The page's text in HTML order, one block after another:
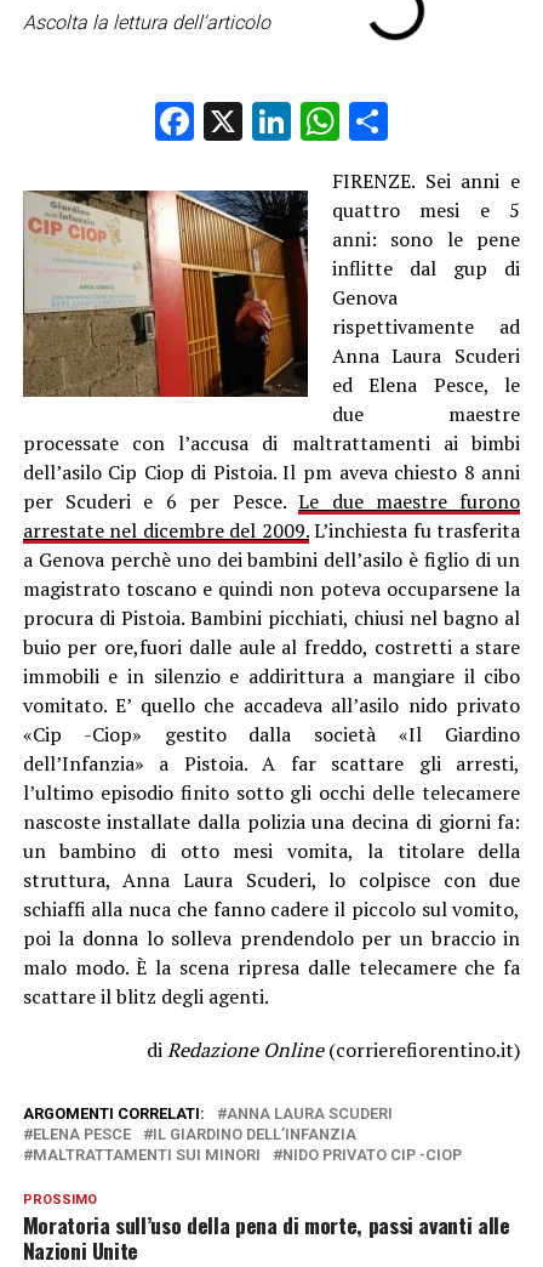
Ascolta la lettura dell'articolo
Facebook
X LinkedIn
WhatsApp
Condividi
FIRENZE. Sei anni e
quattro mesi e 5
anni: sono le pene
inflitte dal gup di
Genova
rispettivamente ad
Anna Laura Scuderi
ed Elena Pesce, le
due maestre
processate con l’accusa di maltrattamenti ai bimbi
dell’asilo Cip Ciop di Pistoia. Il pm aveva chiesto 8 anni
per Scuderi e 6 per Pesce.Le due maestre furono
arrestate nel dicembre del 2009.L’inchiesta fu trasferita
a Genova perchè uno dei bambini dell’asilo è figlio di un
magistrato toscano e quindi non poteva occuparsene la
procura di Pistoia. Bambini picchiati, chiusi nel bagno al
buio per ore,fuori dalle aule al freddo, costretti a stare
immobili e in silenzio e addirittura a mangiare il cibo
vomitato. E’ quello che accadeva all’asilo nido privato
«Cip -Ciop» gestito dalla società «Il Giardino
dell’Infanzia» a Pistoia. A far scattare gli arresti,
l’ultimo episodio finito sotto gli occhi delle telecamere
nascoste installate dalla polizia una decina di giorni fa:
un bambino di otto mesi vomita, la titolare della
struttura, Anna Laura Scuderi, lo colpisce con due
schiaffi alla nuca che fanno cadere il piccolo sul vomito,
poi la donna lo solleva prendendolo per un braccio in
malo modo. È la scena ripresa dalle telecamere che fa
scattare il blitz degli agenti.
diRedazione Online(corrierefiorentino.it)
ARGOMENTI CORRELATI:
ANNA LAURA SCUDERI
ELENA PESCE
IL GIARDINO DELL’INFANZIA
MALTRATTAMENTI SUI MINORI
NIDO PRIVATO CIP -CIOP
PROSSIMO
Moratoria sull’uso della pena di morte, passi avanti alle
Nazioni Unite